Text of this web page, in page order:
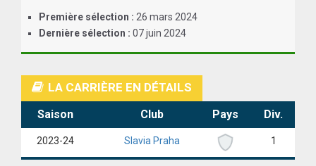
ESPAGNE
RECHERCHE
Première sélection : 26 mars 2024
Dernière sélection : 07 juin 2024
LA CARRIÈRE EN DÉTAILS
Saison Club Pays Div.
2023-24 Slavia Praha 1